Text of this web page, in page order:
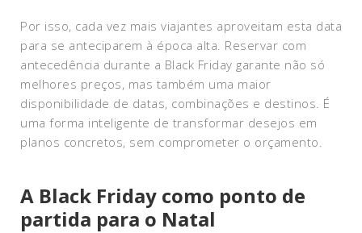
Por isso, cada vez mais viajantes aproveitam esta data
para se anteciparem à época alta. Reservar com
antecedência durante a Black Friday garante não só
melhores preços, mas também uma maior
disponibilidade de datas, combinações e destinos. É
uma forma inteligente de transformar desejos em
planos concretos, sem comprometer o orçamento.
A Black Friday como ponto de
partida para o Natal